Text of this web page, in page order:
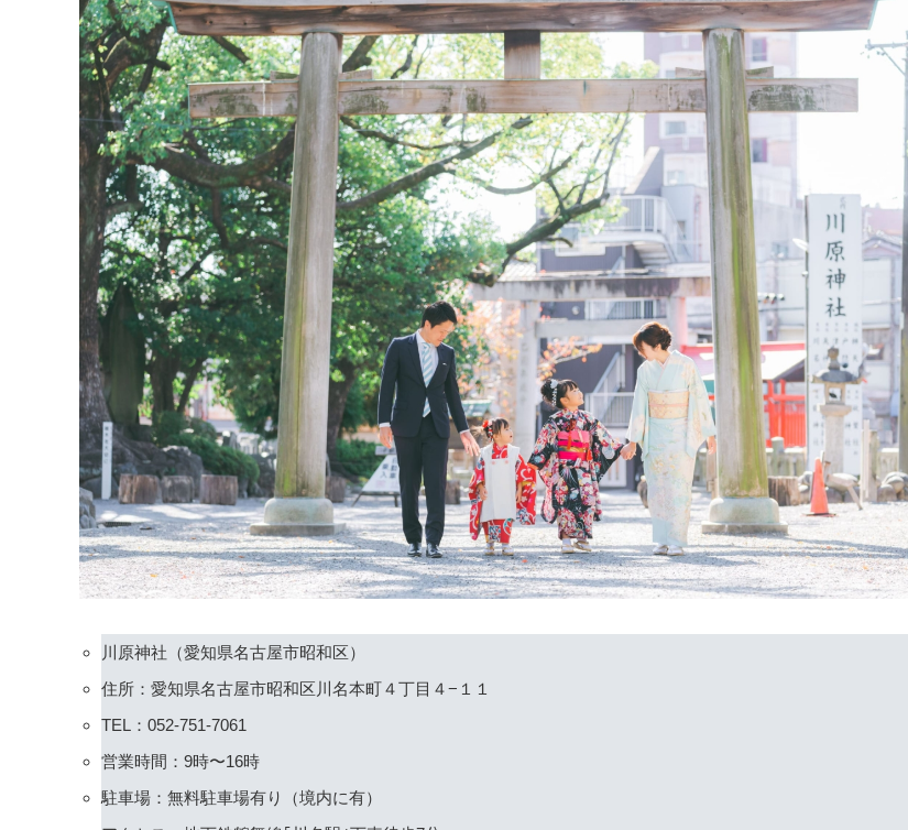
川原神社（愛知県名古屋市昭和区）
住所：愛知県名古屋市昭和区川名本町４丁目４−１１
TEL：052-751-7061
営業時間：9時〜16時
駐車場：無料駐車場有り（境内に有）